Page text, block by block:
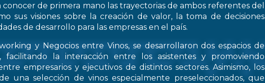
de primera mano las trayectorias de ambos referentes del
sus visiones sobre la creación de valor, la toma de decisiones
de desarrollo para las empresas en el país.
y Negocios entre Vinos, se desarrollaron dos espacios de
facilitando la interacción entre los asistentes y promoviendo
empresarios y ejecutivos de distintos sectores. Asimismo, los
una selección de vinos especialmente preseleccionados, que